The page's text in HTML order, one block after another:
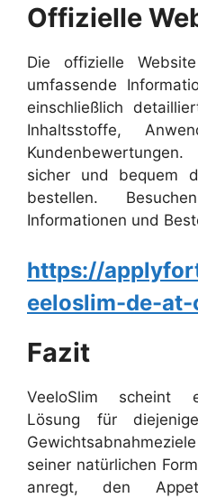
Offizielle
Die offizielle
umfassende
einschließlich
Inhaltsstoffe,
sicher und bequem
bestellen.
Informationen und
https://
eeloslim-de-
Fazit
VeeloSlim scheint
Lösung für
seiner natürlichen
anregt, den